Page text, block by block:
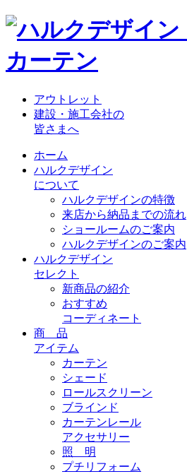
アウトレット
建設・施工会社の
皆さまへ
ホーム
ハルクデザイン
について
ハルクデザインの特徴
来店から納品までの流れ
ショールームのご案内
ハルクデザインのご案内
ハルクデザイン
セレクト
新商品の紹介
おすすめ
コーディネート
商 品
アイテム
カーテン
シェード
ロールスクリーン
ブラインド
カーテンレール
アクセサリー
照 明
プチリフォーム